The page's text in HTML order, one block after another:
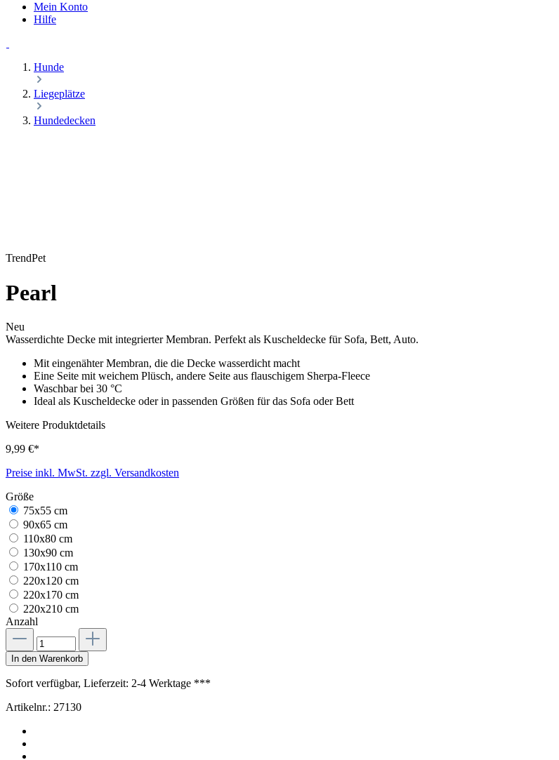
Mein Konto
Hilfe
Hunde
Liegeplätze
Hundedecken
TrendPet
Pearl
Neu
Wasserdichte Decke mit integrierter Membran. Perfekt als Kuscheldecke für Sofa, Bett, Auto.
Mit eingenähter Membran, die die Decke wasserdicht macht
Eine Seite mit weichem Plüsch, andere Seite aus flauschigem Sherpa-Fleece
Waschbar bei 30 °C
Ideal als Kuscheldecke oder in passenden Größen für das Sofa oder Bett
Weitere Produktdetails
9,99 €*
Preise inkl. MwSt. zzgl. Versandkosten
Größe
75x55 cm
90x65 cm
110x80 cm
130x90 cm
170x110 cm
220x120 cm
220x170 cm
220x210 cm
Anzahl
In den Warenkorb
Sofort verfügbar, Lieferzeit: 2-4 Werktage ***
Artikelnr.: 27130